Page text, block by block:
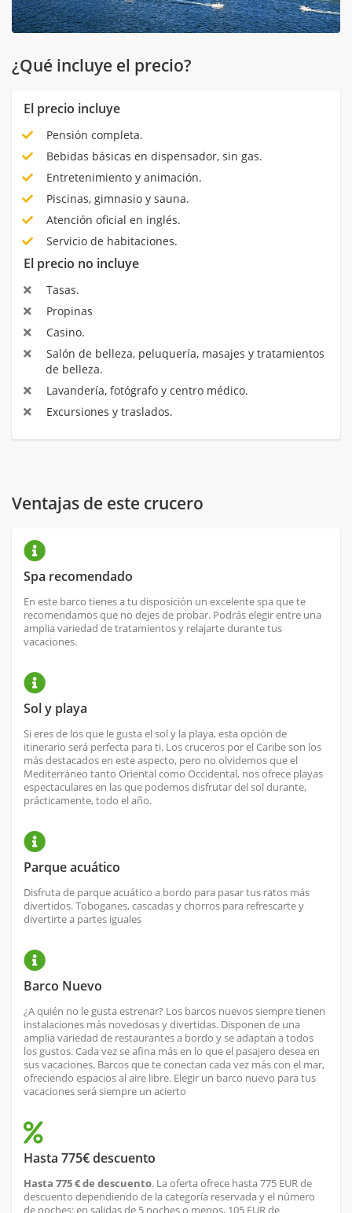
¿Qué incluye el precio?
El precio incluye
Pensión completa.
Bebidas básicas en dispensador, sin gas.
Entretenimiento y animación.
Piscinas, gimnasio y sauna.
Atención oficial en inglés.
Servicio de habitaciones.
El precio no incluye
Tasas.
Propinas
Casino.
Salón de belleza, peluquería, masajes y tratamientos
de belleza.
Lavandería, fotógrafo y centro médico.
Excursiones y traslados.
Ventajas de este crucero
Spa recomendado
En este barco tienes a tu disposición un excelente spa que te
recomendamos que no dejes de probar. Podrás elegir entre una
amplia variedad de tratamientos y relajarte durante tus
vacaciones.
Sol y playa
Si eres de los que le gusta el sol y la playa, esta opción de
itinerario será perfecta para ti. Los cruceros por el Caribe son los
más destacados en este aspecto, pero no olvidemos que el
Mediterráneo tanto Oriental como Occidental, nos ofrece playas
espectaculares en las que podemos disfrutar del sol durante,
prácticamente, todo el año.
Parque acuático
Disfruta de parque acuático a bordo para pasar tus ratos más
divertidos. Toboganes, cascadas y chorros para refrescarte y
divertirte a partes iguales
Barco Nuevo
¿A quién no le gusta estrenar? Los barcos nuevos siempre tienen
instalaciones más novedosas y divertidas. Disponen de una
amplia variedad de restaurantes a bordo y se adaptan a todos
los gustos. Cada vez se afina más en lo que el pasajero desea en
sus vacaciones. Barcos que te conectan cada vez más con el mar,
ofreciendo espacios al aire libre. Elegir un barco nuevo para tus
vacaciones será siempre un acierto
Hasta 775€ descuento
Hasta 775 € de descuento. La oferta ofrece hasta 775 EUR de
descuento dependiendo de la categoría reservada y el número
de noches: en salidas de 5 noches o menos, 105 EUR de